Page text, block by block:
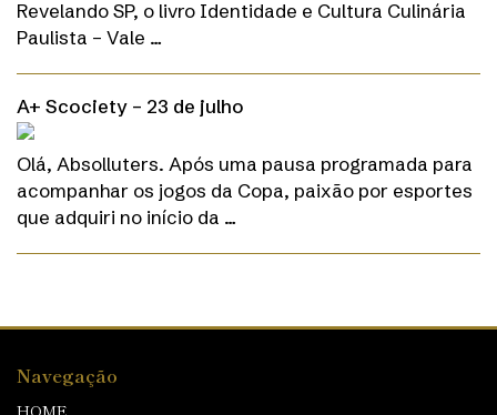
Revelando SP, o livro Identidade e Cultura Culinária
Paulista – Vale …
A+ Scociety – 23 de julho
Olá, Absolluters. Após uma pausa programada para
acompanhar os jogos da Copa, paixão por esportes
que adquiri no início da …
Navegação
HOME